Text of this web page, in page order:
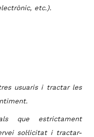
etc.).
usuaris i tractar les
que estrictament
sol·licitat i tractar-